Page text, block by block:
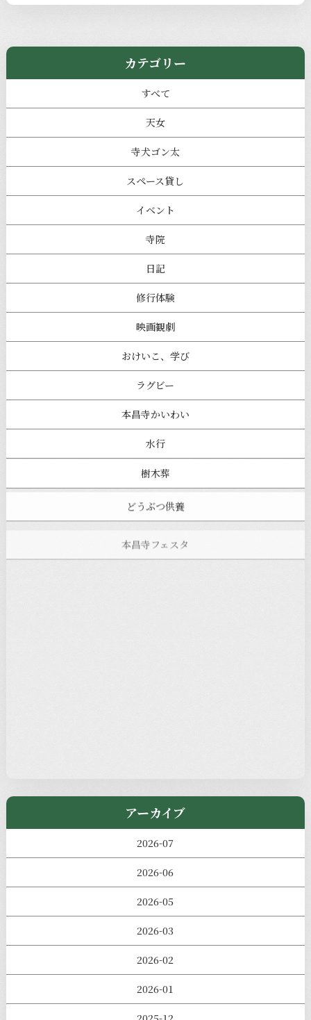
カテゴリー
すべて
天女
寺犬ゴン太
スペース貸し
イベント
寺院
日記
修行体験
映画観劇
おけいこ、学び
ラグビー
本昌寺かいわい
水行
樹木葬
どうぶつ供養
寺ヨガ
アーカイブ
2026-07
2026-06
2026-05
2026-03
2026-02
2026-01